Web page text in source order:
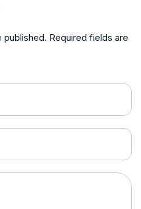
published. Required fields are